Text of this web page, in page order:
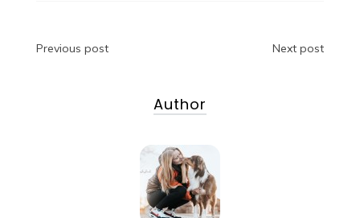
Beitragsnavigation
Previous post Next post
Author